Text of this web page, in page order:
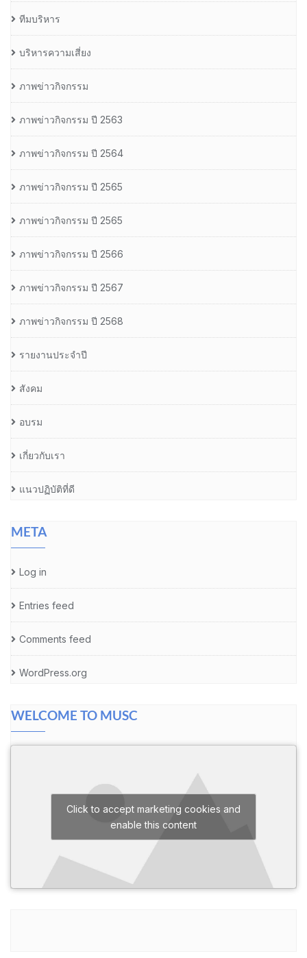
ทีมบริหาร
บริหารความเสี่ยง
ภาพข่าวกิจกรรม
ภาพข่าวกิจกรรม ปี 2563
ภาพข่าวกิจกรรม ปี 2564
ภาพข่าวกิจกรรม ปี 2565
ภาพข่าวกิจกรรม ปี 2565
ภาพข่าวกิจกรรม ปี 2566
ภาพข่าวกิจกรรม ปี 2567
ภาพข่าวกิจกรรม ปี 2568
รายงานประจำปี
สังคม
อบรม
เกี่ยวกับเรา
แนวปฏิบัติที่ดี
META
Log in
Entries feed
Comments feed
WordPress.org
WELCOME TO MUSC
Click to accept marketing cookies and
enable this content